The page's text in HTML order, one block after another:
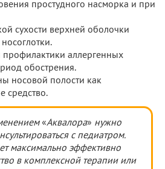
простудного насморка и при
сухости верхней оболочки
профилактики аллергенных
обострения.
носовой полости как
средство.
«Аквалора» нужно
с педиатром.
максимально эффективно
в комплексной терапии или